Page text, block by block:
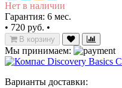
Нет в наличии
Гарантия: 6 мес.
• 720 руб. •
В корзину
Мы принимаем:
Варианты доставки: